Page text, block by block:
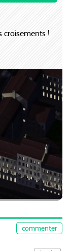
croisements !
commenter